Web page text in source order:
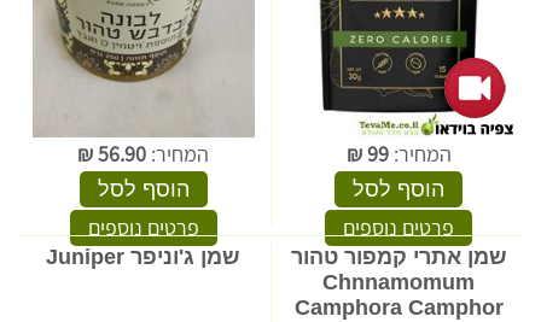
המחיר:99
₪
הוסף לסל
פרטים נוספים
המחיר: 56.90
₪
הוסף לסל
פרטים נוספים
שמן אתרי קמפור טהור
Chnnamomum
Camphora Camphor
שמן ג'וניפר Juniper